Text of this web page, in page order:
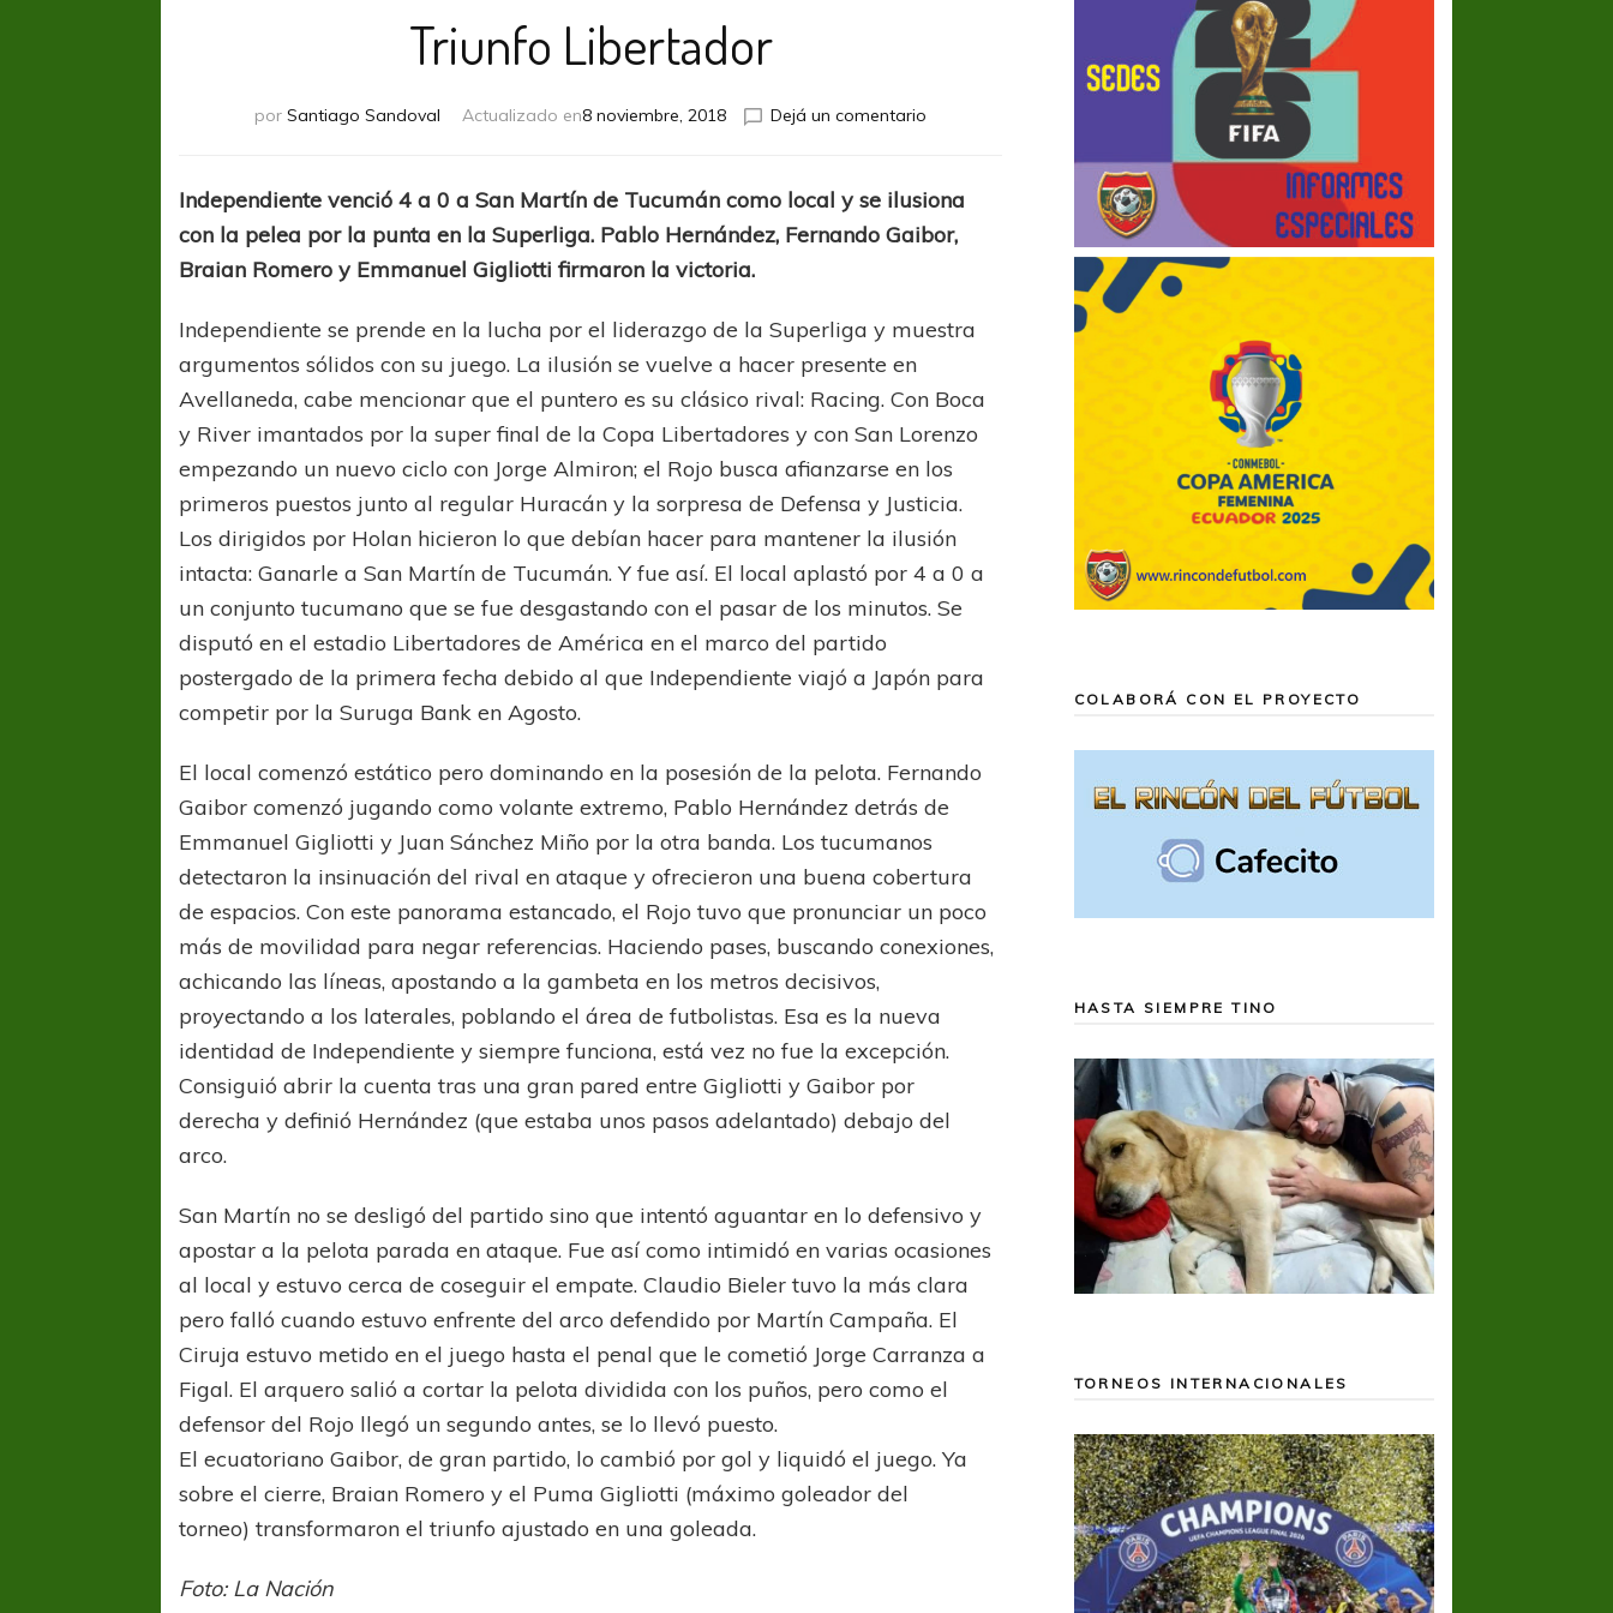
Triunfo Libertador
por Santiago Sandoval Actualizado en8 noviembre, 2018 Dejá un comentario
Independiente venció 4 a 0 a San Martín de Tucumán como local y se ilusiona
con la pelea por la punta en la Superliga. Pablo Hernández, Fernando Gaibor,
Braian Romero y Emmanuel Gigliotti firmaron la victoria.
Independiente se prende en la lucha por el liderazgo de la Superliga y muestra
argumentos sólidos con su juego. La ilusión se vuelve a hacer presente en
Avellaneda, cabe mencionar que el puntero es su clásico rival: Racing. Con Boca
y River imantados por la super final de la Copa Libertadores y con San Lorenzo
empezando un nuevo ciclo con Jorge Almiron; el Rojo busca afianzarse en los
primeros puestos junto al regular Huracán y la sorpresa de Defensa y Justicia.
Los dirigidos por Holan hicieron lo que debían hacer para mantener la ilusión
intacta: Ganarle a San Martín de Tucumán. Y fue así. El local aplastó por 4 a 0 a
un conjunto tucumano que se fue desgastando con el pasar de los minutos. Se
disputó en el estadio Libertadores de América en el marco del partido
postergado de la primera fecha debido al que Independiente viajó a Japón para
competir por la Suruga Bank en Agosto.
El local comenzó estático pero dominando en la posesión de la pelota. Fernando
Gaibor comenzó jugando como volante extremo, Pablo Hernández detrás de
Emmanuel Gigliotti y Juan Sánchez Miño por la otra banda. Los tucumanos
detectaron la insinuación del rival en ataque y ofrecieron una buena cobertura
de espacios. Con este panorama estancado, el Rojo tuvo que pronunciar un poco
más de movilidad para negar referencias. Haciendo pases, buscando conexiones,
achicando las líneas, apostando a la gambeta en los metros decisivos,
proyectando a los laterales, poblando el área de futbolistas. Esa es la nueva
identidad de Independiente y siempre funciona, está vez no fue la excepción.
Consiguió abrir la cuenta tras una gran pared entre Gigliotti y Gaibor por
derecha y definió Hernández (que estaba unos pasos adelantado) debajo del
arco.
San Martín no se desligó del partido sino que intentó aguantar en lo defensivo y
apostar a la pelota parada en ataque. Fue así como intimidó en varias ocasiones
al local y estuvo cerca de coseguir el empate. Claudio Bieler tuvo la más clara
pero falló cuando estuvo enfrente del arco defendido por Martín Campaña. El
Ciruja estuvo metido en el juego hasta el penal que le cometió Jorge Carranza a
Figal. El arquero salió a cortar la pelota dividida con los puños, pero como el
defensor del Rojo llegó un segundo antes, se lo llevó puesto.
El ecuatoriano Gaibor, de gran partido, lo cambió por gol y liquidó el juego. Ya
sobre el cierre, Braian Romero y el Puma Gigliotti (máximo goleador del
torneo) transformaron el triunfo ajustado en una goleada.
Foto: La Nación
COLABORÁ CON EL PROYECTO
HASTA SIEMPRE TINO
TORNEOS INTERNACIONALES